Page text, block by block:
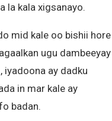
la kala xigsanayo.
mid kale oo bishii hore
ugu dambeeyay
iyadoona ay dadku
in mar kale ay
badan.